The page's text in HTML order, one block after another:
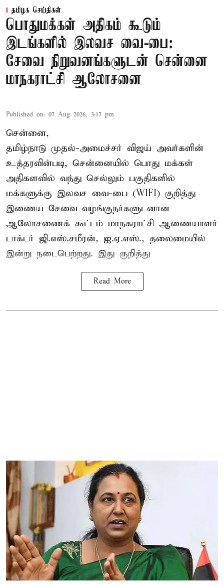
தமிழக செய்திகள்
பொதுமக்கள் அதிகம் கூடும்
இடங்களில் இலவச வை-பை:
சேவை நிறுவனங்களுடன் சென்னை
மாநகராட்சி ஆலோசனை
Published on: 07 Aug 2026, 3:17 pm
சென்னை,
தமிழ்நாடு முதல்-அமைச்சர் விஜய் அவர்களின்
உத்தரவின்படி, சென்னையில் பொது மக்கள்
அதிகளவில் வந்து செல்லும் பகுதிகளில்
மக்களுக்கு இலவச வை-பை (WIFI) குறித்து
இணைய சேவை வழங்குநர்களுடனான
ஆலோசணைக் கூட்டம் மாநகராட்சி ஆணையாளர்
டாக்டர் ஜி.எஸ்.சமீரன், ஐ.ஏ.எஸ்., தலைமையில்
இன்று நடைபெற்றது. இது குறித்து
Read More